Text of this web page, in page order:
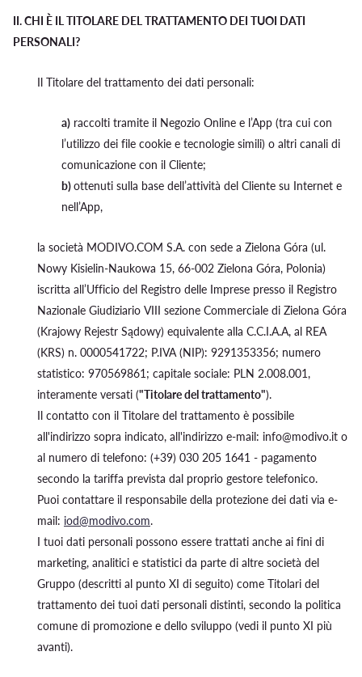
II.CHI È IL TITOLARE DEL TRATTAMENTO DEI TUOI DATI
PERSONALI?
Il Titolare del trattamento dei dati personali:
a) raccolti tramite il Negozio Online e l’App (tra cui con
l’utilizzo dei file cookie e tecnologie simili) o altri canali di
comunicazione con il Cliente;
b)ottenuti sulla base dell’attività del Cliente su Internet e
nell’App,
la società MODIVO.COM S.A. con sede a Zielona Góra (ul.
Nowy Kisielin-Naukowa 15, 66-002 Zielona Góra, Polonia)
iscritta all’Ufficio del Registro delle Imprese presso il Registro
Nazionale Giudiziario VIII sezione Commerciale di Zielona Góra
(Krajowy Rejestr Sądowy) equivalente alla C.C.I.A.A, al REA
(KRS) n. 0000541722; P.IVA (NIP): 9291353356; numero
statistico: 970569861; capitale sociale: PLN 2.008.001,
interamente versati ("Titolare del trattamento").
Il contatto con il Titolare del trattamento è possibile
all'indirizzo sopra indicato, all'indirizzo e-mail: info@modivo.it o
al numero di telefono: (+39) 030 205 1641 - pagamento
secondo la tariffa prevista dal proprio gestore telefonico.
Puoi contattare il responsabile della protezione dei dati via e-
mail: iod@modivo.com.
I tuoi dati personali possono essere trattati anche ai fini di
marketing, analitici e statistici da parte di altre società del
Gruppo (descritti al punto XI di seguito) come Titolari del
trattamento dei tuoi dati personali distinti, secondo la politica
comune di promozione e dello sviluppo (vedi il punto XI più
avanti).